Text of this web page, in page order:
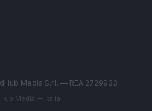
Media S.r.l. — REA 2729933
Media — Italia